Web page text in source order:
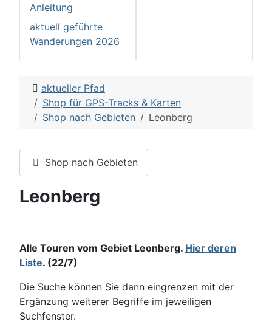
Anleitung
aktuell geführte
Wanderungen 2026
aktueller Pfad
Shop für GPS-Tracks & Karten
Shop nach Gebieten
Leonberg
Shop nach Gebieten
Leonberg
Alle Touren vom Gebiet Leonberg. Hier deren
Liste. (22/7)
Die Suche können Sie dann eingrenzen mit der
Ergänzung weiterer Begriffe im jeweiligen
Suchfenster.